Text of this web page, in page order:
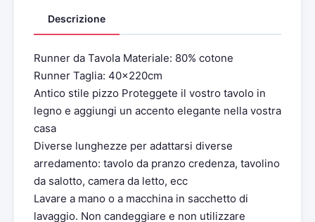
Descrizione
Runner da Tavola Materiale: 80% cotone
Runner Taglia: 40x220cm
Antico stile pizzo Proteggete il vostro tavolo in
legno e aggiungi un accento elegante nella vostra
casa
Diverse lunghezze per adattarsi diverse
arredamento: tavolo da pranzo credenza, tavolino
da salotto, camera da letto, ecc
Lavare a mano o a macchina in sacchetto di
lavaggio. Non candeggiare e non utilizzare